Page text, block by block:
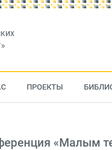
ПРОЕКТЫ
«Малым